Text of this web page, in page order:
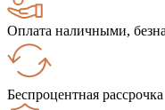
Оплата наличными,
Беспроцентная рассрочка